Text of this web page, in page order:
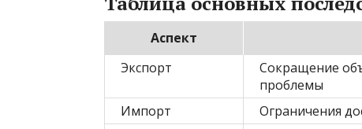
Аспект
Экспорт
Сокращение
проблемы
Импорт
Ограничения